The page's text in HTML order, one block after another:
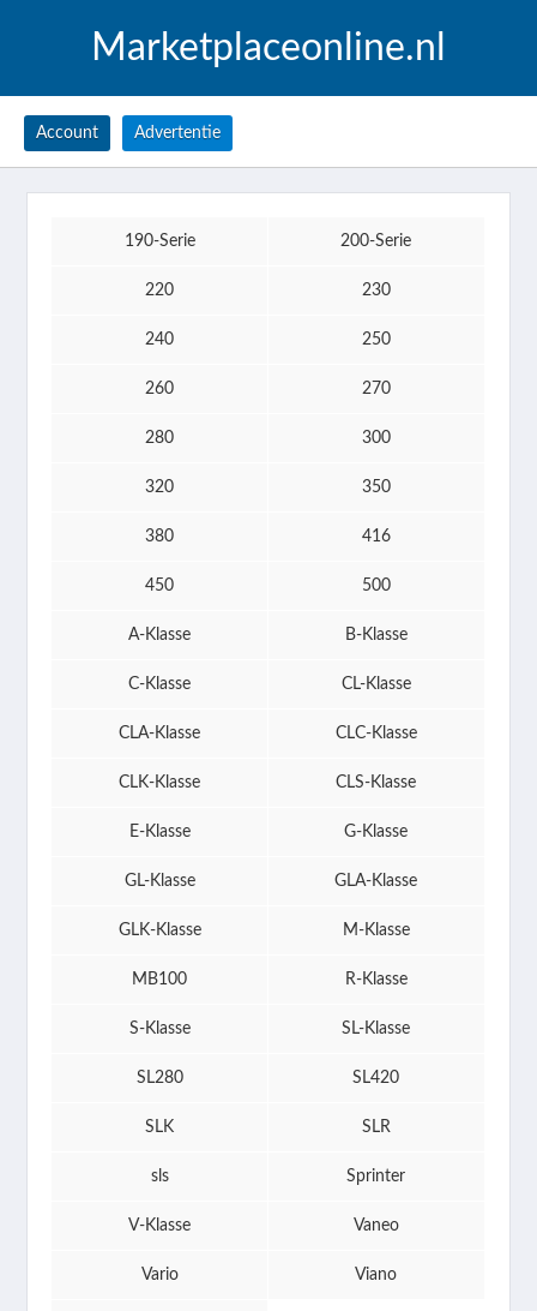
Marketplaceonline.nl
Account Advertentie
190-Serie 200-Serie
220 230
240 250
260 270
280 300
320 350
380 416
450 500
A-Klasse B-Klasse
C-Klasse CL-Klasse
CLA-Klasse CLC-Klasse
CLK-Klasse CLS-Klasse
E-Klasse G-Klasse
GL-Klasse GLA-Klasse
GLK-Klasse M-Klasse
MB100 R-Klasse
S-Klasse SL-Klasse
SL280 SL420
SLK SLR
sls Sprinter
V-Klasse Vaneo
Vario Viano